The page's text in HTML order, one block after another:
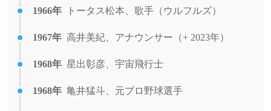
1966年 トータス松本、歌手（ウルフルズ）
1967年 高井美紀、アナウンサー（+ 2023年）
1968年 星出彰彦、宇宙飛行士
1968年 亀井猛斗、元プロ野球選手